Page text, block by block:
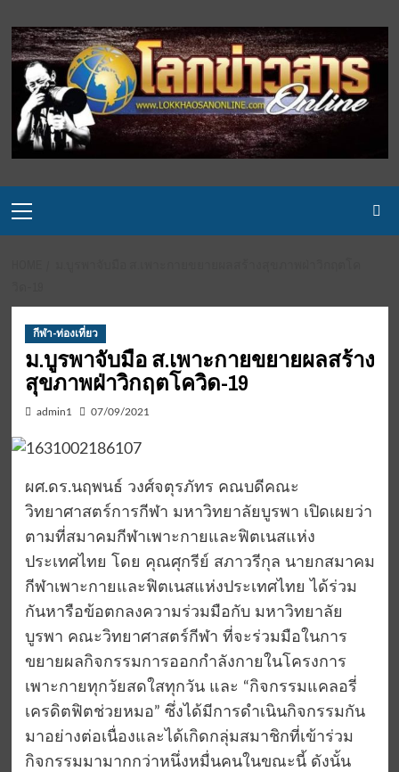
to
content
Menu
กีฬา-ท่องเที่ยว
ม.บูรพาจับมือ ส.เพาะกายขยายผลสร้าง
สุขภาพฝ่าวิกฤตโควิด-19
admin1 07/09/2021
ผศ.ดร.นฤพนธ์ วงศ์จตุรภัทร คณบดีคณะ
วิทยาศาสตร์การกีฬา มหาวิทยาลัยบูรพา เปิดเผยว่า
ตามที่สมาคมกีฬาเพาะกายและฟิตเนสแห่ง
ประเทศไทย โดย คุณศุกรีย์ สภาวรีกุล นายกสมาคม
กีฬาเพาะกายและฟิตเนสแห่งประเทศไทย ได้ร่วม
กันหารือข้อตกลงความร่วมมือกับ มหาวิทยาลัย
บูรพา คณะวิทยาศาสตร์กีฬา ที่จะร่วมมือในการ
ขยายผลกิจกรรมการออกกำลังกายในโครงการ
เพาะกายทุกวัยสดใสทุกวัน และ “กิจกรรมแคลอรี่
เครดิตฟิตช่วยหมอ” ซึ่งได้มีการดำเนินกิจกรรมกัน
มาอย่างต่อเนื่องและได้เกิดกลุ่มสมาชิกที่เข้าร่วม
กิจกรรมมามากกว่าหนึ่งหมื่นคนในขณะนี้ ดังนั้น